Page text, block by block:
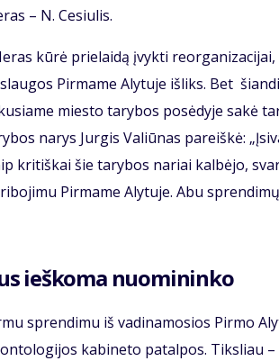
– N. Cesiulis.
kūrė prielaidą įvykti
Pirmame Alytuje išliks. Bet
miesto tarybos posėdyje sakė
narys Jurgis Valiūnas pareiškė:
kritiškai šie tarybos nariai kalbėjo,
Pirmame Alytuje. Abu
ieškoma nuomininko
sprendimu iš vadinamosios Pirmo
kabineto patalpos. Tiksliau